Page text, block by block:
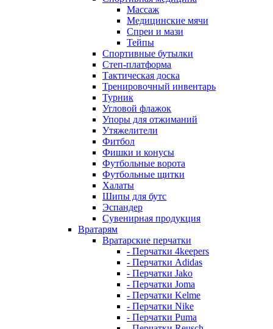
Массаж
Медицинские мячи
Спреи и мази
Тейпы
Спортивные бутылки
Степ-платформа
Тактическая доска
Тренировочный инвентарь
Турник
Угловой флажок
Упоры для отжиманий
Утяжелители
Фитбол
Фишки и конусы
Футбольные ворота
Футбольные щитки
Халаты
Шипы для бутс
Эспандер
Сувенирная продукция
Вратарям
Вратарские перчатки
- Перчатки 4keepers
- Перчатки Adidas
- Перчатки Jako
- Перчатки Joma
- Перчатки Kelme
- Перчатки Nike
- Перчатки Puma